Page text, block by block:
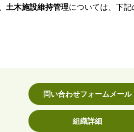
土木施設維持管理については、下記
問い合わせフォームメール
組織詳細